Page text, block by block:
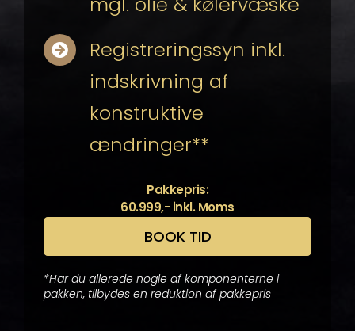
Registreringssyn inkl.
indskrivning af
konstruktive
ændringer**
Pakkepris:
60.999,- inkl. Moms
BOOK TID
*Har du allerede nogle af komponenterne i
pakken, tilbydes en reduktion af pakkepris